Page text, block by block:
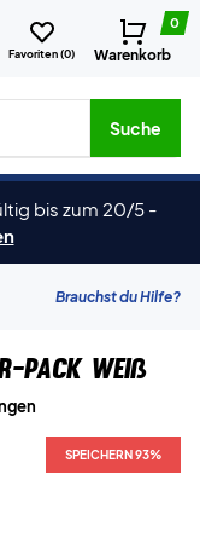
Favoriten (0)
0
Warenkorb
usw.
Suche
bis zum 20/5 -
Brauchst du Hilfe?
Pack Weiß
SPEICHERN 93%